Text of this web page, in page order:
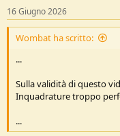
s
:
16 Giugno 2026
Wombat ha scritto:
...
Sulla validità di questo
Inquadrature troppo
...